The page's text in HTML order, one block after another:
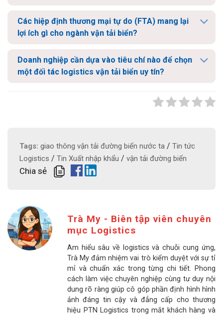
Các hiệp định thương mại tự do (FTA) mang lại
lợi ích gì cho ngành vận tải biển?
Doanh nghiệp cần dựa vào tiêu chí nào để chọn
một đối tác logistics vận tải biển uy tín?
Tags: giao thông vận tải đường biển nước ta / Tin tức
Logistics / Tin Xuất nhập khẩu / vận tải đường biển
Chia sẻ
Trà My - Biên tập viên chuyên
mục Logistics
Am hiểu sâu về logistics và chuỗi cung ứng,
Trà My đảm nhiệm vai trò kiểm duyệt với sự tỉ
mỉ và chuẩn xác trong từng chi tiết. Phong
cách làm việc chuyên nghiệp cùng tư duy nội
dung rõ ràng giúp cô góp phần định hình hình
ảnh đáng tin cậy và đẳng cấp cho thương
hiệu PTN Logistics trong mắt khách hàng và